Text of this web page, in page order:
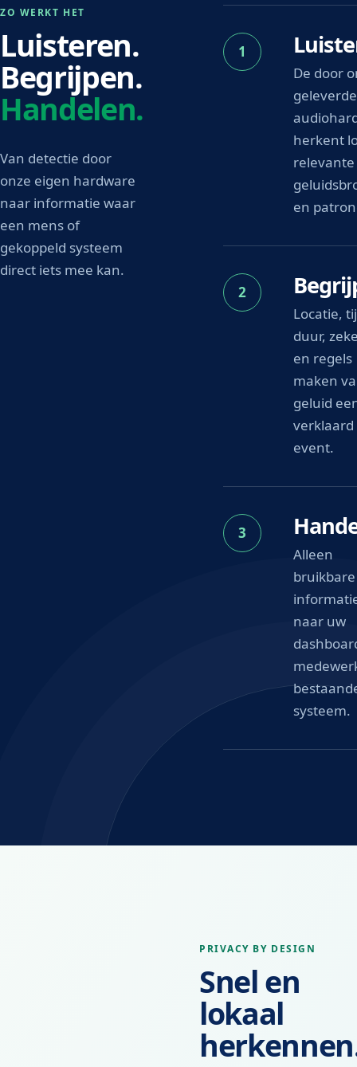
ZO WERKT HET
Luisteren.
Begrijpen.
Handelen.
Van detectie door
onze eigen hardware
naar informatie waar
een mens of
gekoppeld systeem
direct iets mee kan.
1
De door
geleverde
herkent
relevante
en
2
Locatie,
duur,
en regels
maken
geluid
verklaard
event.
3
Alleen
bruikbare
naar uw
systeem.
PRIVACY BY DESIGN
Snel en
lokaal